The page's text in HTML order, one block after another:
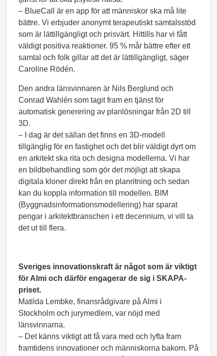
– BlueCall är en app för att människor ska må lite
bättre. Vi erbjuder anonymt terapeutiskt samtalsstöd
som är lättillgängligt och prisvärt. Hittills har vi fått
väldigt positiva reaktioner. 95 % mår bättre efter ett
samtal och folk gillar att det är lättillgängligt, säger
Caroline Rödén.
Den andra länsvinnaren är Nils Berglund och
Conrad Wahlén som tagit fram en tjänst för
automatisk generering av planlösningar från 2D till
3D.
– I dag är det sällan det finns en 3D-modell
tillgänglig för en fastighet och det blir väldigt dyrt om
en arkitekt ska rita och designa modellerna. Vi har
en bildbehandling som gör det möjligt att skapa
digitala kloner direkt från en planritning och sedan
kan du koppla information till modellen. BIM
(Byggnadsinformationsmodellering) har sparat
pengar i arkitektbranschen i ett decennium, vi vill ta
det ut till flera.
Sveriges innovationskraft är något som är viktigt
för Almi och därför engagerar de sig i SKAPA-
priset.
Matilda Lembke, finansrådgivare på Almi i
Stockholm och jurymedlem, var nöjd med
länsvinnarna.
– Det känns viktigt att få vara med och lyfta fram
framtidens innovationer och människorna bakom. På